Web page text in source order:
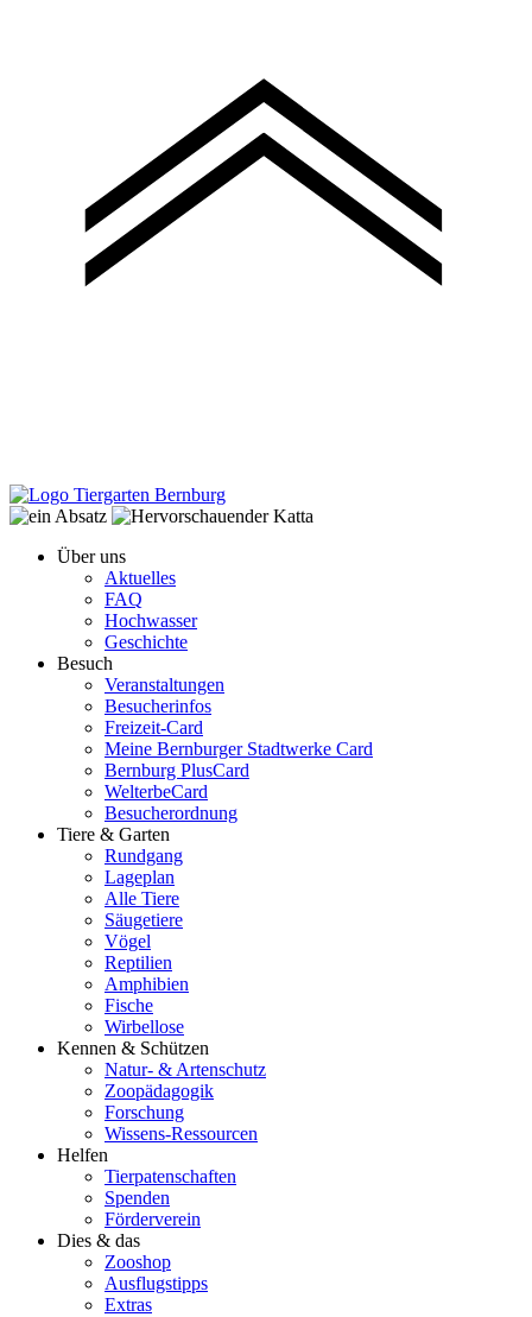
Über uns
Aktuelles
FAQ
Hochwasser
Geschichte
Besuch
Veranstaltungen
Besucherinfos
Freizeit-Card
Meine Bernburger Stadtwerke Card
Bernburg PlusCard
WelterbeCard
Besucherordnung
Tiere & Garten
Rundgang
Lageplan
Alle Tiere
Säugetiere
Vögel
Reptilien
Amphibien
Fische
Wirbellose
Kennen & Schützen
Natur- & Artenschutz
Zoopädagogik
Forschung
Wissens-Ressourcen
Helfen
Tierpatenschaften
Spenden
Förderverein
Dies & das
Zooshop
Ausflugstipps
Extras